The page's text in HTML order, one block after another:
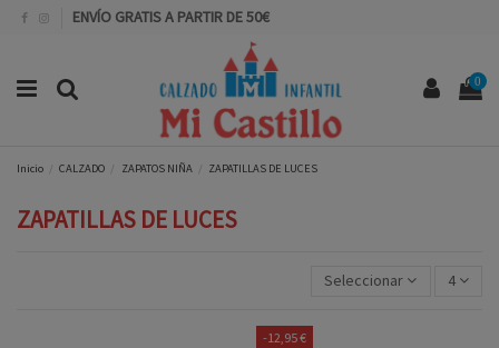
ENVÍO GRATIS A PARTIR DE 50€
0
Inicio CALZADO ZAPATOS NIÑA ZAPATILLAS DE LUCES
ZAPATILLAS DE LUCES
Seleccionar 4
-12,95 €